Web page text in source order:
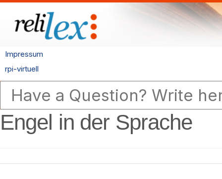
Impressum
rpi-virtuell
Engel in der Sprache